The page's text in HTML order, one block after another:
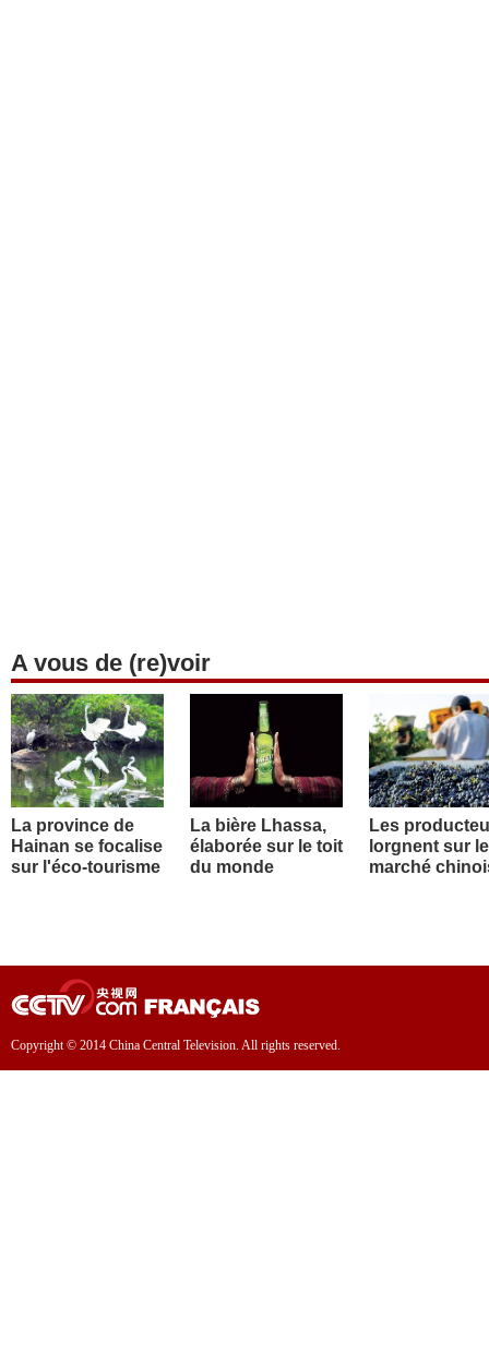
A vous de (re)voir
La province de
Hainan se focalise
sur l'éco-tourisme
La bière Lhassa,
élaborée sur le toit
du monde
Les
lorgnent sur le
marché
Copyright © 2014 China Central Television. All rights reserved.